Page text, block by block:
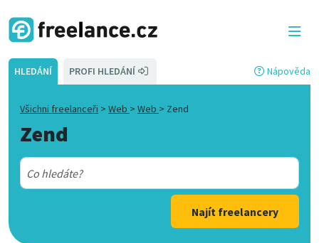
HLEDÁNÍ PROFI HLEDÁNÍ Nápověda
Všichni freelanceři > Web > Web > Zend
Zend
Najít freelancery